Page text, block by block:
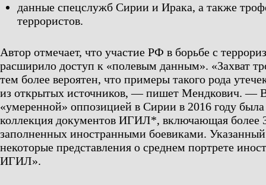
данные спецслужб Сирии и Ирака, а также
террористов.
Автор отмечает, что участие РФ в борьбе с
расширило доступ к «полевым данным». «Захват
тем более вероятен, что примеры такого рода
из открытых источников, — пишет Мендкович. — В
«умеренной» оппозицией в Сирии в 2016 году была
коллекция документов ИГИЛ*, включающая более
заполненных иностранными боевиками. Указанный
некоторые представления о среднем портрете
ИГИЛ».